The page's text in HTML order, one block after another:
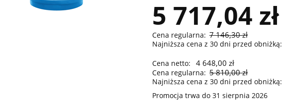
5 717,04 zł
Cena regularna: 7 146,30 zł
Najniższa cena z 30 dni przed obniżką:
Cena netto: 4 648,00 zł
Cena regularna: 5 810,00 zł
Najniższa cena z 30 dni przed obniżką:
Promocja trwa do 31 sierpnia 2026